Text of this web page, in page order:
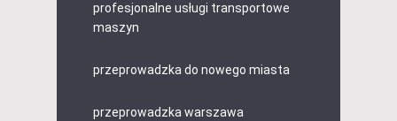
profesjonalne usługi transportowe
maszyn
przeprowadzka do nowego miasta
przeprowadzka warszawa